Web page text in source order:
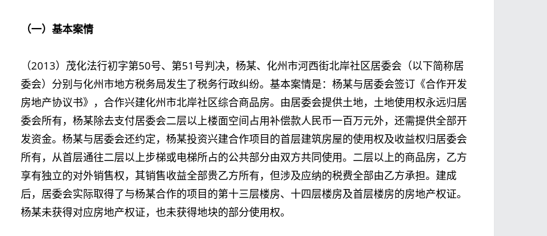
（一）基本案情
（2013）茂化法行初字第50号、第51号判决，杨某、化州市河西街北岸社区居委会（以下简称居
委会）分别与化州市地方税务局发生了税务行政纠纷。基本案情是：杨某与居委会签订《合作开发
房地产协议书》，合作兴建化州市北岸社区综合商品房。由居委会提供土地，土地使用权永远归居
委会所有，杨某除去支付居委会二层以上楼面空间占用补偿款人民币一百万元外，还需提供全部开
发资金。杨某与居委会还约定，杨某投资兴建合作项目的首层建筑房屋的使用权及收益权归居委会
所有，从首层通往二层以上步梯或电梯所占的公共部分由双方共同使用。二层以上的商品房，乙方
享有独立的对外销售权，其销售收益全部贵乙方所有，但涉及应纳的税费全部由乙方承担。建成
后，居委会实际取得了与杨某合作的项目的第十三层楼房、十四层楼房及首层楼房的房地产权证。
杨某未获得对应房地产权证，也未获得地块的部分使用权。